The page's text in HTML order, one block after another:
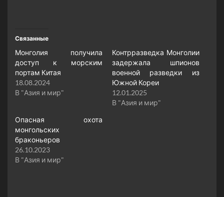
Связанные
Монголия получила
доступ к морским
портам Китая
18.08.2024
В "Азия и мир"
Контрразведка Монголии
задержала шпионов
военной разведки из
Южной Кореи
12.01.2025
В "Азия и мир"
Опасная охота
монгольских
браконьеров
26.10.2023
В "Азия и мир"